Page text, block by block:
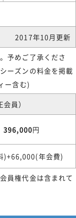
2017年10月更新
予めご了承くださ
ーズンの料金を掲載
ー含む)
員）
396,000円
)+66,000(年会費)
員権代金は含まれて